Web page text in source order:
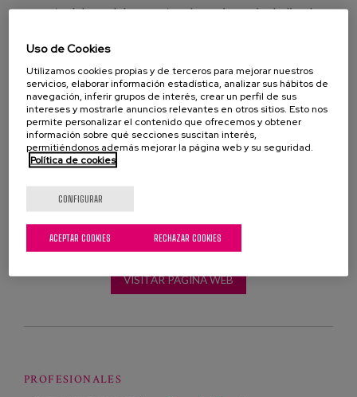
parte del panel de expertos de un simposio dedicado
experiencia y los avances del proyecto Euskadi
Lagunkoia.
Además, Sara Marsillas, investigadora de Matia
Instituto, aportará una comunicación oral sobre
soledad.
VISITAR PÁGINA WEB
PROFESIONALES
Uso de Cookies
Utilizamos cookies propias y de terceros para mejorar nuestros
servicios, elaborar información estadística, analizar sus hábitos de
navegación, inferir grupos de interés, crear un perfil de sus
intereses y mostrarle anuncios relevantes en otros sitios. Esto nos
permite personalizar el contenido que ofrecemos y obtener
información sobre qué secciones suscitan interés,
permitiéndonos además mejorar la página web y su seguridad.
Política de cookies
CONFIGURAR
RECHAZAR COOKIES
ACEPTAR COOKIES